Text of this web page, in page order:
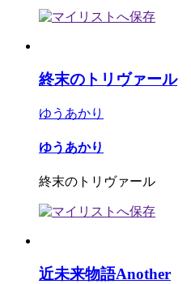
終末のトリヴァール
ゆうあかり
ゆうあかり
終末のトリヴァール
近未来物語Another